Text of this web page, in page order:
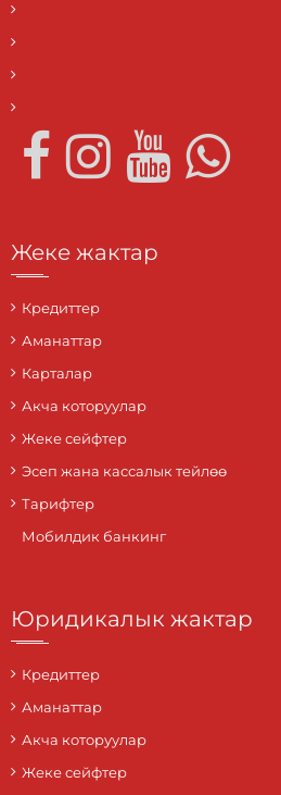
Жеке жактар
Кредиттер
Аманаттар
Карталар
Акча которуулар
Жеке сейфтер
Эсеп жана кассалык тейлөө
Тарифтер
Мобилдик банкинг
Юридикалык жактар
Кредиттер
Аманаттар
Акча которуулар
Жеке сейфтер